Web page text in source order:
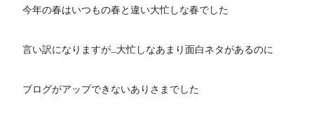
今年の春はいつもの春と違い大忙しな春でした
言い訳になりますが…大忙しなあまり面白ネタがあるのに
ブログがアップできないありさまでした